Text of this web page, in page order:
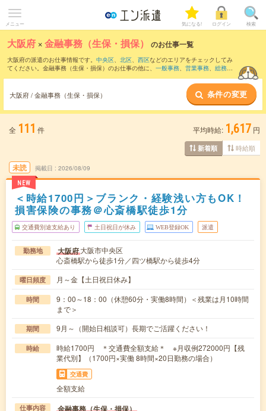
メニュー 気になる! ログイン 検索
大阪府 ×金融事務（生保・損保） のお仕事一覧
大阪府の派遣のお仕事情報です。 中央区、 北区、 西区などのエリアをチェックしてみ
てください。金融事務（生保・損保）のお仕事の他に、 一般事務、 営業事務、 総務・
大阪府 / 金融事務（生保・損保） 条件の変更
全 111 件 平均時給: 1,617 円
新着順 時給順
未読
NEW
掲載日 2026/08/09
＜時給1700円＞ブランク・経験浅い方もOK！
損害保険の事務＠心斎橋駅徒歩1分
交通費別途支給あり 土日祝日が休み WEB登録OK 派遣
勤務地 大阪府大阪市中央区
心斎橋駅から徒歩1分／四ツ橋駅から徒歩4分
曜日頻度 月～金【土日祝日休み】
時間
9：00～18：00（休憩60分・実働8時間）＜残業は月10時間
まで＞
期間 9月～（開始日相談可）長期でご活躍ください！
時給
時給1700円 ＊交通費全額支給＊ ※月収例272000円【残
業代別】（1700円×実働 8時間×20日勤務の場合）
交通費
全額支給
仕事内容 金融事務（生保・損保）